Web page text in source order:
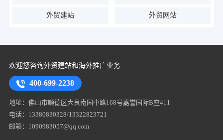
外贸建站 外贸网站
欢迎您咨询外贸建站和海外推广业务
400-699-2238
地址：佛山市顺德区大良南国中路168号嘉誉国际B座411
电话：13380830328/13322823721
邮箱：1090983057@qq.com